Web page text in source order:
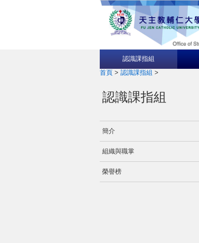
認識課指組
首頁 > 認識課指組 >
認識課指組
簡介
組織與職掌
榮譽榜